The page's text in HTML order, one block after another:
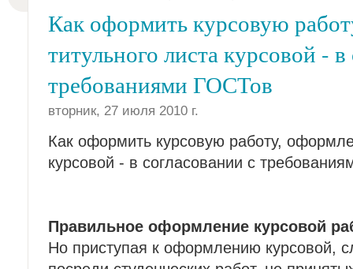
Как оформить курсовую
титульного листа курсовой -
требованиями ГОСТов
вторник, 27 июля 2010 г.
Как оформить курсовую работу,
курсовой - в согласовании с
Правильное оформление курсовой
Но приступая к оформлению курсовой,